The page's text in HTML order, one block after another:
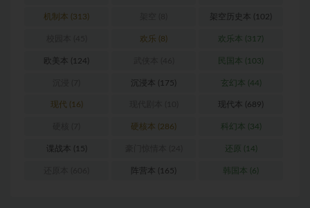
机制本 (313) 架空历史本 (102)
欢乐 (8) 欢乐本 (317)
欧美本 (124) 民国本 (103)
沉浸本 (175) 玄幻本 (44)
现代 (16) 现代本 (689)
硬核本 (286) 科幻本 (34)
谍战本 (15) 还原 (14)
阵营本 (165) 韩国本 (6)